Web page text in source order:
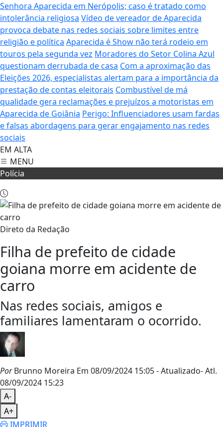
Senhora Aparecida em Nerópolis; caso é tratado como
intolerância religiosa Vídeo de vereador de Aparecida
provoca debate nas redes sociais sobre limites entre
religião e política Aparecida é Show não terá rodeio em
touros pela segunda vez Moradores do Setor Colina Azul
questionam derrubada de casa Com a aproximação das
Eleições 2026, especialistas alertam para a importância da
prestação de contas eleitorais Combustível de má
qualidade gera reclamações e prejuízos a motoristas em
Aparecida de Goiânia Perigo: Influenciadores usam fardas
e falsas abordagens para gerar engajamento nas redes
sociais
EM ALTA
MENU
Polícia
Direto da Redação
Filha de prefeito de cidade
goiana morre em acidente de
carro
Nas redes sociais, amigos e
familiares lamentaram o ocorrido.
PorBrunno Moreira Em 08/09/2024 15:05- Atualizado- Atl.
08/09/2024 15:23
A-
A+
IMPRIMIR